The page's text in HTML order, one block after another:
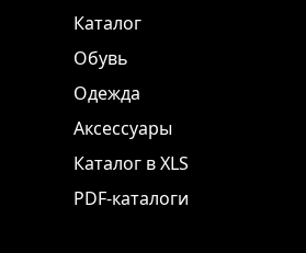
Каталог
Обувь
Одежда
Аксессуары
Каталог в XLS
PDF-каталоги